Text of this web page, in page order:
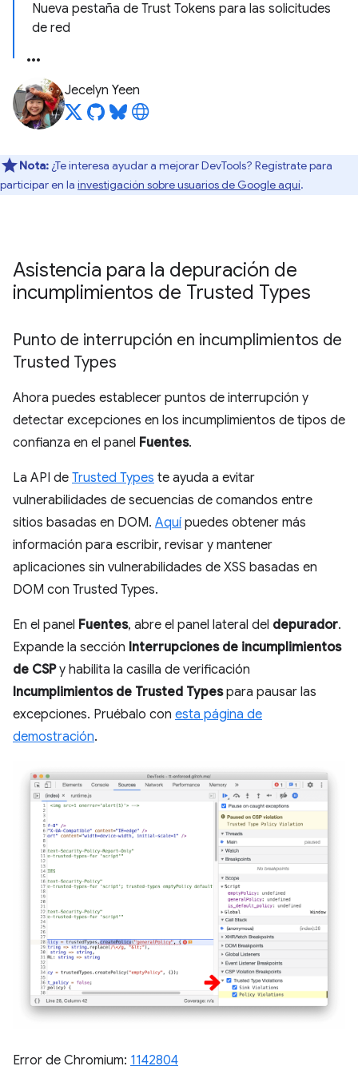
Nueva pestaña de Trust Tokens para las solicitudes
de red
Jecelyn Yeen
Nota: ¿Te interesa ayudar a mejorar DevTools? Regístrate para
participar en la investigación sobre usuarios de Google aquí.
Asistencia para la depuración de
incumplimientos de Trusted Types
Punto de interrupción en incumplimientos de
Trusted Types
Ahora puedes establecer puntos de interrupción y
detectar excepciones en los incumplimientos de tipos de
confianza en el panel Fuentes.
La API de Trusted Types te ayuda a evitar
vulnerabilidades de secuencias de comandos entre
sitios basadas en DOM. Aquí puedes obtener más
información para escribir, revisar y mantener
aplicaciones sin vulnerabilidades de XSS basadas en
DOM con Trusted Types.
En el panel Fuentes, abre el panel lateral del depurador.
Expande la sección Interrupciones de incumplimientos
de CSPy habilita la casilla de verificación
Incumplimientos de Trusted Typespara pausar las
excepciones. Pruébalo con esta página de
demostración.
Error de Chromium: 1142804